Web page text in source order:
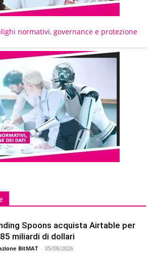
normativi, governance e protezione
Spoons acquista Airtable per
miliardi di dollari
BitMAT - 05/08/2026